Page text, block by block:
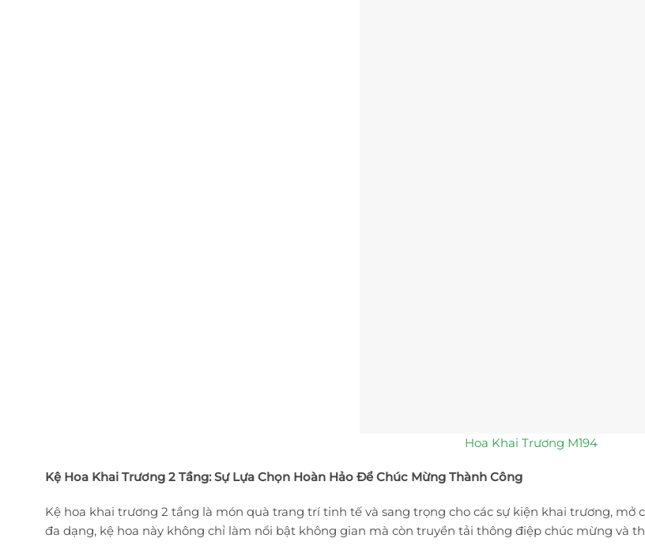
Hoa Khai Trương M194
Kệ Hoa Khai Trương 2 Tầng: Sự Lựa Chọn Hoàn Hảo Để Chúc Mừng Thành Công
Kệ hoa khai trương 2 tầng là món quà trang trí tinh tế và sang trọng cho các sự kiện khai trương, mở
đa dạng, kệ hoa này không chỉ làm nổi bật không gian mà còn truyền tải thông điệp chúc mừng và